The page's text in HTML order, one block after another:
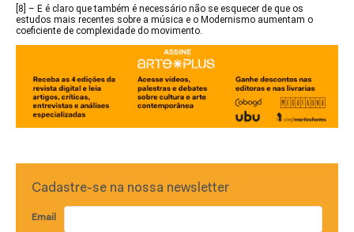
[8] – E é claro que também é necessário não se esquecer de que os
estudos mais recentes sobre a música e o Modernismo aumentam o
coeficiente de complexidade do movimento.
Cadastre-se na nossa newsletter
Email